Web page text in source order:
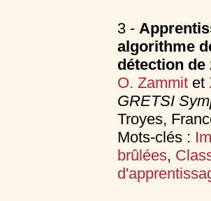
3 -
algorithme
détection de
O. Zammitet
GRETSI
Troyes,
Mots-clés :
brûlées,